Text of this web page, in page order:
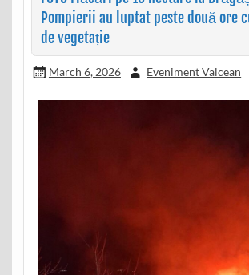
Pompierii au luptat peste două ore
de vegetație
March 6, 2026 Eveniment Valcean